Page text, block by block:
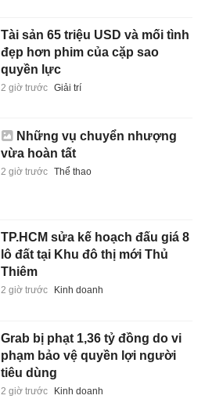
Tài sản 65 triệu USD và mối tình
đẹp hơn phim của cặp sao
quyền lực
2 giờ trước Giải trí
Những vụ chuyển nhượng
vừa hoàn tất
2 giờ trước Thể thao
TP.HCM sửa kế hoạch đấu giá 8
lô đất tại Khu đô thị mới Thủ
Thiêm
2 giờ trước Kinh doanh
Grab bị phạt 1,36 tỷ đồng do vi
phạm bảo vệ quyền lợi người
tiêu dùng
2 giờ trước Kinh doanh